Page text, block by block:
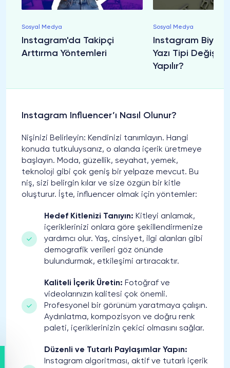
Sosyal Medya
Instagram'da Takipçi
Arttırma Yöntemleri
Sosyal Medya
Instagram
Yazı Tipi
Yapılır?
Instagram Influencer’ı Nasıl Olunur?
Nişinizi Belirleyin: Kendinizi tanımlayın. Hangi
konuda tutkuluysanız, o alanda içerik üretmeye
başlayın. Moda, güzellik, seyahat, yemek,
teknoloji gibi çok geniş bir yelpaze mevcut. Bu
niş, sizi belirgin kılar ve size özgün bir kitle
oluşturur. İşte, influencer olmak için yöntemler:
Hedef Kitlenizi Tanıyın: Kitleyi anlamak,
içeriklerinizi onlara göre şekillendirmenize
yardımcı olur. Yaş, cinsiyet, ilgi alanları gibi
demografik verileri göz önünde
bulundurmak, etkileşimi artıracaktır.
Kaliteli İçerik Üretin: Fotoğraf ve
videolarınızın kalitesi çok önemli.
Profesyonel bir görünüm yaratmaya çalışın.
Aydınlatma, kompozisyon ve doğru renk
paleti, içeriklerinizin çekici olmasını sağlar.
Düzenli ve Tutarlı Paylaşımlar Yapın:
Instagram algoritması, aktif ve tutarlı içerik